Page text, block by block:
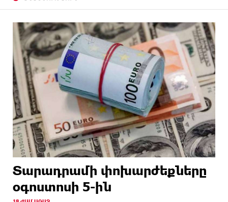
Տարադրամի փոխարժեքները
օգոստոսի 5-ին
18 ԺԱՄ ԱՌԱՋ